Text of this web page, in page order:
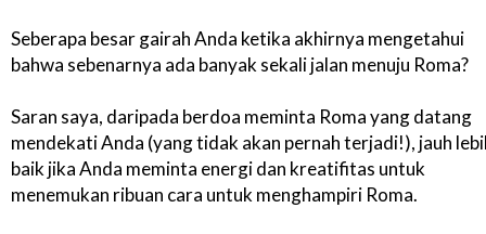
Seberapa besar gairah Anda ketika akhirnya mengetahui
bahwa sebenarnya ada banyak sekali jalan menuju Roma?
Saran saya, daripada berdoa meminta Roma yang datang
mendekati Anda (yang tidak akan pernah terjadi!), jauh
baik jika Anda meminta energi dan kreatifitas untuk
menemukan ribuan cara untuk menghampiri Roma.